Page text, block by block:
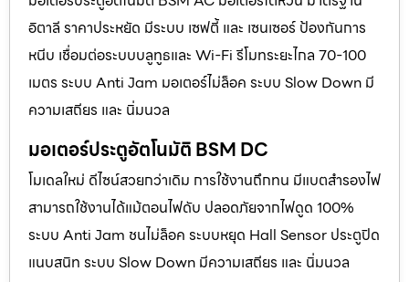
อิตาลี ราคาประหยัด มีระบบ เซฟตี้ และ เซนเซอร์ ป้องกันการ
หนีบ เชื่อมต่อระบบบลูทูธและ Wi-Fi รีโมทระยะไกล 70-100
เมตร ระบบ Anti Jam มอเตอร์ไม่ล็อค ระบบ Slow Down มี
ความเสถียร และ นิ่มนวล
มอเตอร์ประตูอัตโนมัติ BSM DC
โมเดลใหม่ ดีไซน์สวยกว่าเดิม การใช้งานถึกทน มีแบตสำรองไฟ
สามารถใช้งานได้แม้ตอนไฟดับ ปลอดภัยจากไฟดูด 100%
ระบบ Anti Jam ชนไม่ล็อค ระบบหยุด Hall Sensor ประตูปิด
แนบสนิท ระบบ Slow Down มีความเสถียร และ นิ่มนวล